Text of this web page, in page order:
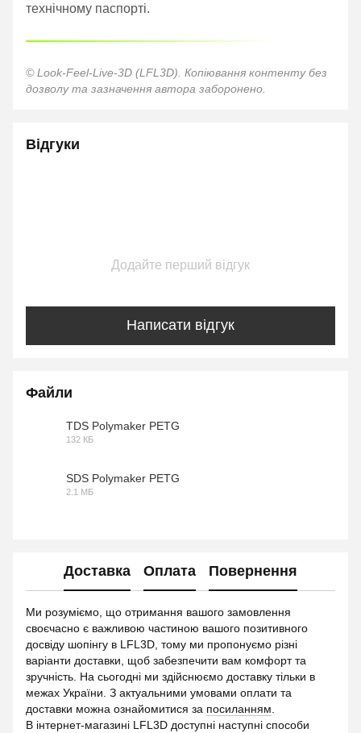
технічному паспорті.
© Look-Feel-Live-3D (LFL3D). Копіювання контенту без
дозволу та зазначення автора заборонено.
Відгуки
Додайте перший відгук
Написати відгук
Файли
TDS Polymaker PETG
132 КБ
SDS Polymaker PETG
2.1 МБ
Доставка Оплата Повернення
Ми розуміємо, що отримання вашого замовлення
своєчасно є важливою частиною вашого позитивного
досвіду шопінгу в LFL3D, тому ми пропонуємо різні
варіанти доставки, щоб забезпечити вам комфорт та
зручність. На сьогодні ми здійснюємо доставку тільки в
межах України. З актуальними умовами оплати та
доставки можна ознайомитися за посиланням
В інтернет-магазині LFL3D доступні наступні способи